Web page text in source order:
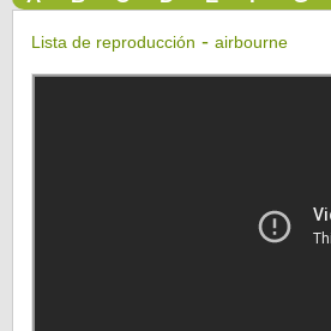
Lista de reproducción - airbourne